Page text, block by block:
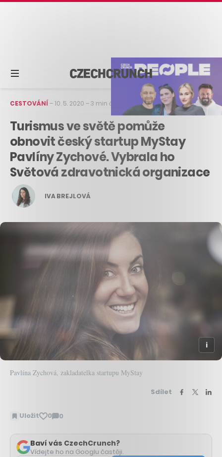
CESTOVÁNÍ–10. 5. 2020 –3 min čtení
Turismus ve světě pomůže
obnovit český startup MyStay
Pavlíny Zychové. Vybrala ho
Světová zdravotnická organizace
IVA BREJLOVÁ
Pavlína Zychová, zakladatelka startupu MyStay
Sdílet
Uložit 0 0
Zobrazit
Baví vás CzechCrunch?
Vídejte ho na Googlu častěji.